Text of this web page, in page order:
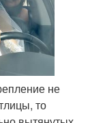
не
то